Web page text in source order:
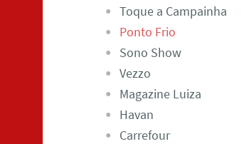
Toque a Campainha
Ponto Frio
Sono Show
Vezzo
Magazine Luiza
Havan
Carrefour